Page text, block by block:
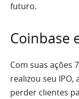
futuro.
Coinbase
Com suas ações
realizou seu IPO,
perder clientes